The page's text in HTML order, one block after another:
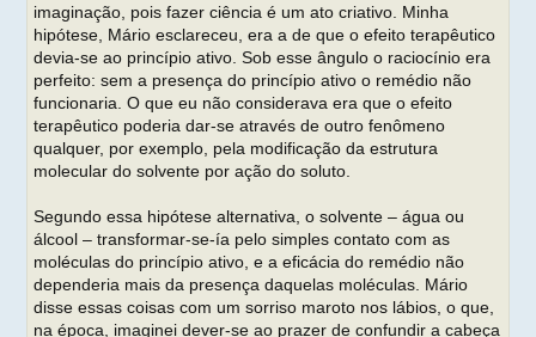
imaginação, pois fazer ciência é um ato criativo. Minha
hipótese, Mário esclareceu, era a de que o efeito terapêutico
devia-se ao princípio ativo. Sob esse ângulo o raciocínio era
perfeito: sem a presença do princípio ativo o remédio não
funcionaria. O que eu não considerava era que o efeito
terapêutico poderia dar-se através de outro fenômeno
qualquer, por exemplo, pela modificação da estrutura
molecular do solvente por ação do soluto.
Segundo essa hipótese alternativa, o solvente – água ou
álcool – transformar-se-ía pelo simples contato com as
moléculas do princípio ativo, e a eficácia do remédio não
dependeria mais da presença daquelas moléculas. Mário
disse essas coisas com um sorriso maroto nos lábios, o que,
na época, imaginei dever-se ao prazer de confundir a cabeça